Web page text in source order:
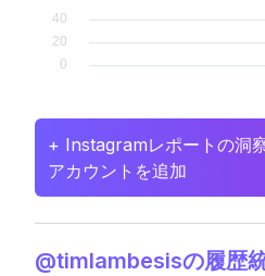
+ Instagramレポートの洞
アカウントを追加
@timlambesisの履歴